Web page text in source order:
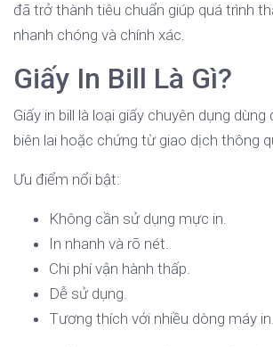
đã trở thành tiêu chuẩn giúp quá trình
nhanh chóng và chính xác.
Giấy In Bill Là Gì?
Giấy in bill là loại giấy chuyên dụng dùng
biên lai hoặc chứng từ giao dịch thông
Ưu điểm nổi bật:
Không cần sử dụng mực in.
In nhanh và rõ nét.
Chi phí vận hành thấp.
Dễ sử dụng.
Tương thích với nhiều dòng máy in.